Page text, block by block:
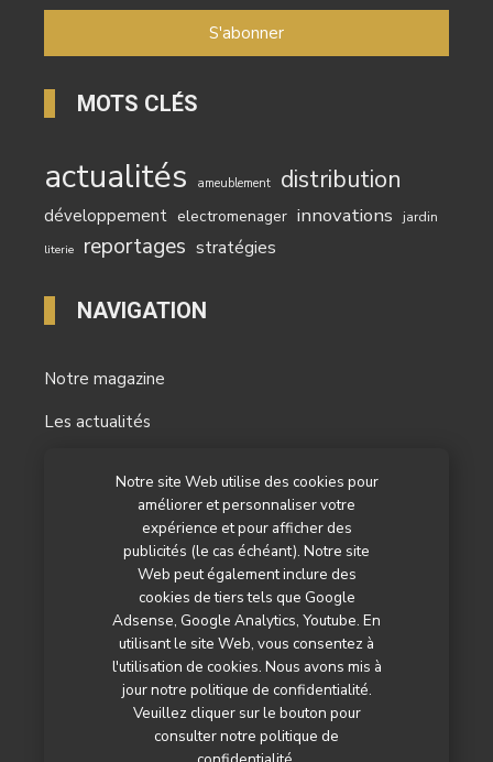
Notre site Web utilise des cookies pour
améliorer et personnaliser votre
expérience et pour afficher des
publicités (le cas échéant). Notre site
Web peut également inclure des
cookies de tiers tels que Google
Adsense, Google Analytics, Youtube. En
utilisant le site Web, vous consentez à
l'utilisation de cookies. Nous avons mis à
jour notre politique de confidentialité.
Veuillez cliquer sur le bouton pour
consulter notre politique de
MOTS CLÉS
actualités ameublement distribution
développement electromenager innovations jardin
literie reportages stratégies
NAVIGATION
Notre magazine
Les actualités
Nos autres titres
Qui sommes-nous ?
Contactez-nous